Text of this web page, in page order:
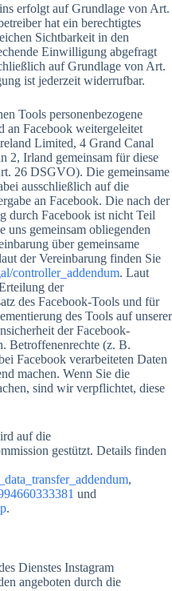
erfolgt auf Grundlage von Art.
hat ein berechtigtes
Sichtbarkeit in den
Einwilligung abgefragt
auf Grundlage von Art.
ist jederzeit widerrufbar.
Tools personenbezogene
an Facebook weitergeleitet
Limited, 4 Grand Canal
2, Irland gemeinsam für diese
26 DSGVO). Die gemeinsame
ausschließlich auf die
an Facebook. Die nach der
durch Facebook ist nicht Teil
uns gemeinsam obliegenden
über gemeinsame
der Vereinbarung finden Sie
controller_addendum. Laut
der
des Facebook-Tools und für
des Tools auf unserer
der Facebook-
Betroffenenrechte (z. B.
Facebook verarbeiteten Daten
machen. Wenn Sie die
sind wir verpflichtet, diese
auf die
gestützt. Details finden
,
und
.
Dienstes Instagram
angeboten durch die